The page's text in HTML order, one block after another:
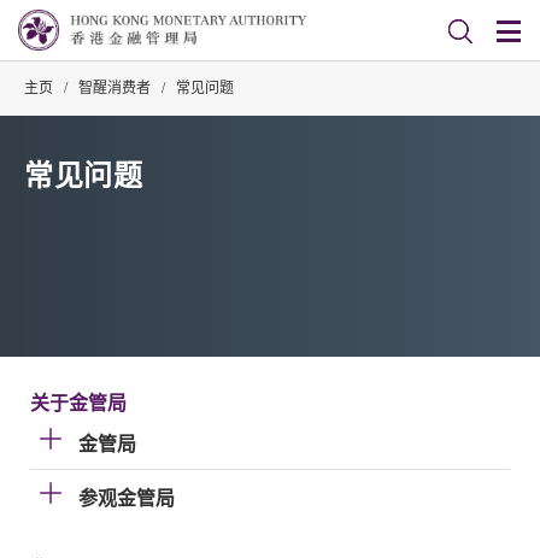
主页 / 智醒消费者 / 常见问题
常见问题
关于金管局
金管局
参观金管局